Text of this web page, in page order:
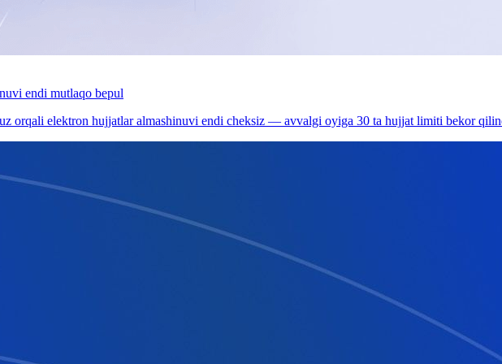
endi mutlaqo bepul
orqali elektron hujjatlar almashinuvi endi cheksiz — avvalgi oyiga 30 ta hujjat limiti bekor